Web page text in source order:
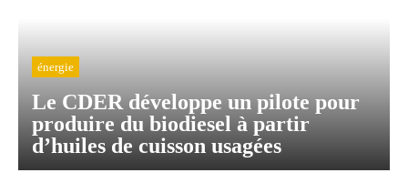
énergie
Le CDER développe un pilote pour
produire du biodiesel à partir
d’huiles de cuisson usagées